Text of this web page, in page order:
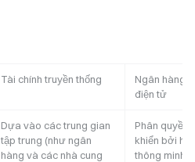
Tài chính truyền thống
Ngân hàng
điện tử
Dựa vào các trung gian
tập trung (như ngân
hàng và các nhà cung
Phân
khiển bởi
thông minh